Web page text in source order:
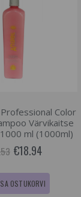
Color
Värvikaitse
ml (1000ml)
€18.94
OSTUKORVI